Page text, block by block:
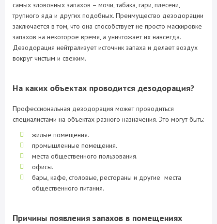
самых зловонных запахов – мочи, табака, гари, плесени,
трупного яда и других подобных. Преимущество дезодорации
заключается в том, что она способствует не просто маскировке
запахов на некоторое время, а уничтожает их навсегда.
Дезодорация нейтрализует источник запаха и делает воздух
вокруг чистым и свежим.
На каких объектах проводится дезодорация?
Профессиональная дезодорация может проводиться
специалистами на объектах разного назначения. Это могут быть:
жилые помещения.
промышленные помещения.
места общественного пользования.
офисы.
бары, кафе, столовые, рестораны и другие места
общественного питания.
Причины появления запахов в помещениях